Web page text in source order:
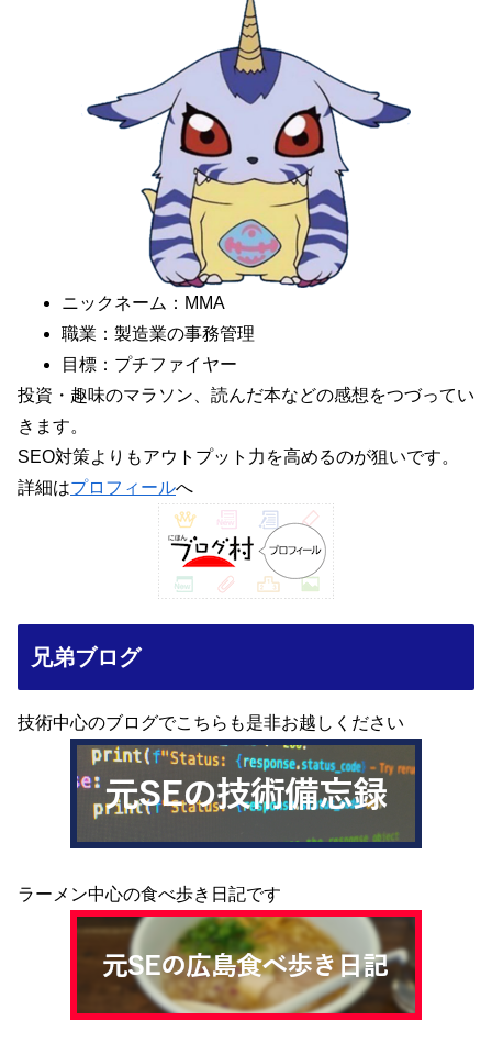
ニックネーム：MMA
職業：製造業の事務管理
目標：プチファイヤー
投資・趣味のマラソン、読んだ本などの感想をつづってい
きます。
SEO対策よりもアウトプット力を高めるのが狙いです。
詳細はプロフィールへ
兄弟ブログ
技術中心のブログでこちらも是非お越しください
ラーメン中心の食べ歩き日記です